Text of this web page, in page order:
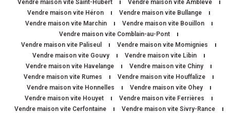
Vendre maison vite Saint-Hubert
Vendre maison vite Amblève
Vendre maison vite Héron
Vendre maison vite Bullange
Vendre maison vite Marchin
Vendre maison vite Bouillon
Vendre maison vite Comblain-au-Pont
Vendre maison vite Paliseul
Vendre maison vite Momignies
Vendre maison vite Gouvy
Vendre maison vite Libin
Vendre maison vite Havelange
Vendre maison vite Chiny
Vendre maison vite Rumes
Vendre maison vite Houffalize
Vendre maison vite Honnelles
Vendre maison vite Ohey
Vendre maison vite Houyet
Vendre maison vite Ferrières
Vendre maison vite Cerfontaine
Vendre maison vite Sivry-Rance